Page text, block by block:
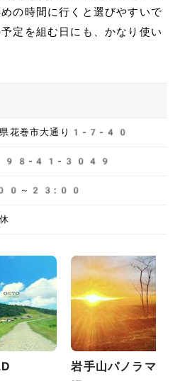
の時間に行くと選びやすいで
定を組む日にも、かなり使い
県花巻市大通り1-7-40
41-3049
～23:00
岩手山パノラマ大